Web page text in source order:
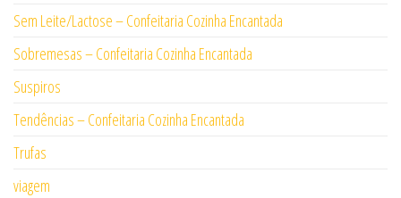
Sem Leite/Lactose – Confeitaria Cozinha Encantada
Sobremesas – Confeitaria Cozinha Encantada
Suspiros
Tendências – Confeitaria Cozinha Encantada
Trufas
viagem